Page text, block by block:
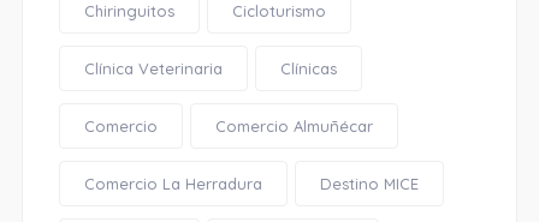
Chiringuitos Cicloturismo
Clínica Veterinaria Clínicas
Comercio Comercio Almuñécar
Comercio La Herradura Destino MICE